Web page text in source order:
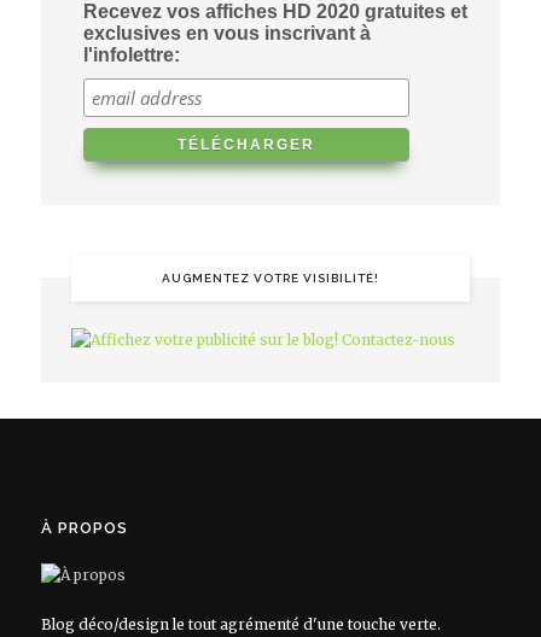
Recevez vos affiches HD 2020 gratuites et
exclusives en vous inscrivant à
l'infolettre:
AUGMENTEZ VOTRE VISIBILITÉ!
À PROPOS
Blog déco/design le tout agrémenté d'une touche verte.